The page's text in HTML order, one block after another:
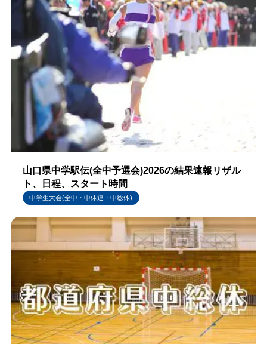
山口県中学駅伝(全中予選会)2026の結果速報リザル
ト、日程、スタート時間
中学生大会(全中・中体連・中総体)